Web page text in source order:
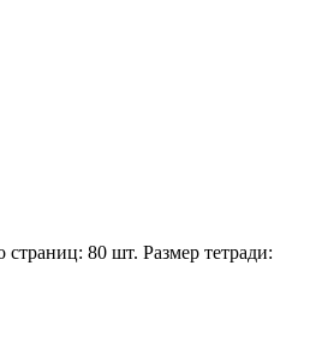
80 шт. Размер тетради: